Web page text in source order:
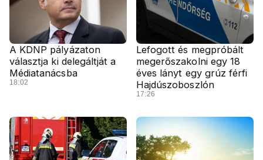
A KDNP pályázaton
választja ki delegáltját a
Médiatanácsba
18:02
Lefogott és megpróbált
megerőszakolni egy 18
éves lányt egy grúz férfi
Hajdúszoboszlón
17:26